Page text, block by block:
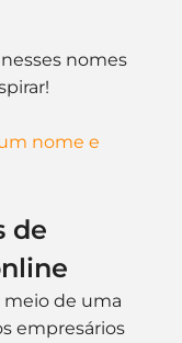
nomes
nome e
de
meio de uma
empresários